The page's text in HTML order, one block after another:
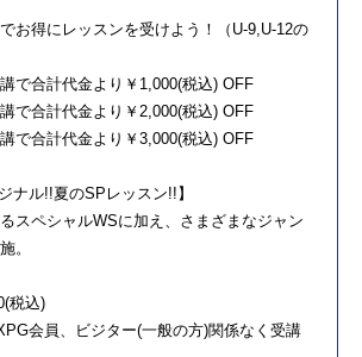
お得にレッスンを受けよう！（U-9,U-12の
で合計代金より￥1,000(税込) OFF
で合計代金より￥2,000(税込) OFF
で合計代金より￥3,000(税込) OFF
ナル!!夏のSPレッスン!!】
スペシャルWSに加え、さまざまなジャン
。
税込)
会員、ビジター(一般の方)関係なく受講